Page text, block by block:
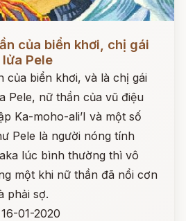
của biển khơi, chị gái
Pele
của biển khơi, và là chị gái
Pele, nữ thần của vũ điệu
Ka-moho-ali’I và một số
Pele là người nóng tính
lúc bình thường thì vô
một khi nữ thần đã nổi cơn
phải sợ.
16-01-2020